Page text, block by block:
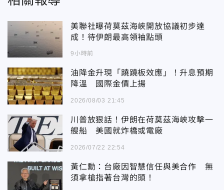
美聯社曝荷莫茲海峽開放協議初步達
成！待伊朗最高領袖點頭
9小時前
油降金升現「蹺蹺板效應」！升息預期
降溫 國際金價上揚
2026/08/03 21:45
川普放狠話！伊朗在荷莫茲海峽攻擊一
艘船 美國就炸橋或電廠
2026/07/22 22:54
黃仁勳：台廠因智慧信任與美合作 無
須拿槍指著台灣的頭！